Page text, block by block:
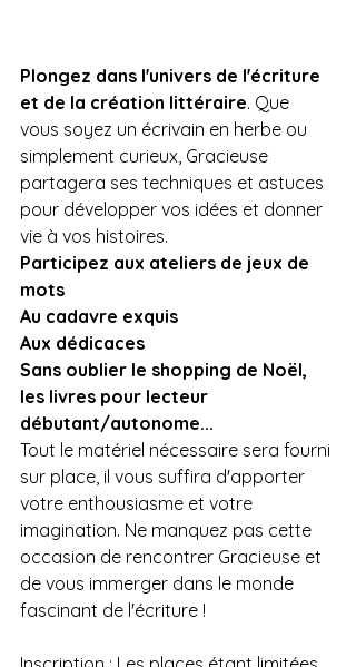
Plongez dans l'univers de l'écriture
et de la création littéraire. Que
vous soyez un écrivain en herbe ou
simplement curieux, Gracieuse
partagera ses techniques et astuces
pour développer vos idées et donner
vie à vos histoires.
Participez aux ateliers de jeux de
mots
Au cadavre exquis
Aux dédicaces
Sans oublier le shopping de Noël,
les livres pour lecteur
débutant/autonome...
Tout le matériel nécessaire sera fourni
sur place, il vous suffira d'apporter
votre enthousiasme et votre
imagination. Ne manquez pas cette
occasion de rencontrer Gracieuse et
de vous immerger dans le monde
fascinant de l'écriture !